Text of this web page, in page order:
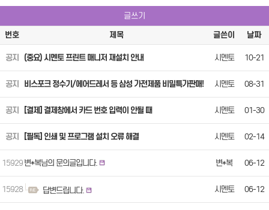
글쓰기
번호
제목 글쓴이 날짜
공지 (중요) 시멘토 프린트 매니저 재설치 안내 시멘토 10-21
공지 비스포크 정수기/에어드레서 등 삼성 가전제품 비밀특가판매! 시멘토 08-31
공지 [결제] 결제창에서 카드 번호 입력이 안될 때 시멘토 01-30
공지 [필독] 인쇄 및 프로그램 설치 오류 해결 시멘토 02-14
15929 변*복님의 문의글입니다. 변*복 06-12
15928 답변드립니다. 시멘토 06-12